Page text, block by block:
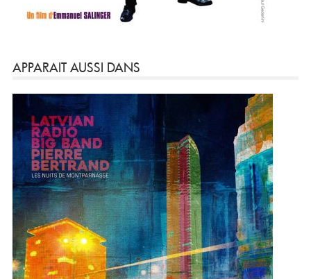
APPARAIT AUSSI DANS